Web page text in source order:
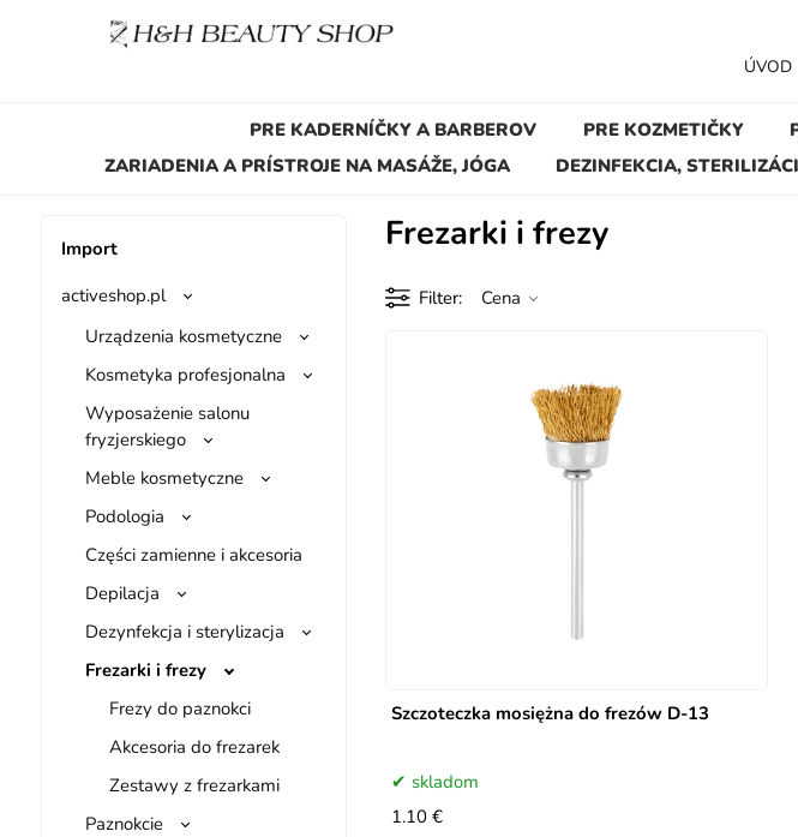
PRE KADERNÍČKY A BARBEROV PRE KOZMETIČKY
ZARIADENIA A PRÍSTROJE NA MASÁŽE, JÓGA
DEZINFEKCIA,
ÚVOD
Import
activeshop.pl
Urządzenia kosmetyczne
Kosmetyka profesjonalna
Wyposażenie salonu
fryzjerskiego
Meble kosmetyczne
Podologia
Części zamienne i akcesoria
Depilacja
Dezynfekcja i sterylizacja
Frezarki i frezy
Frezy do paznokci
Akcesoria do frezarek
Zestawy z frezarkami
Paznokcie
Frezarki i frezy
Filter Cena
Szczoteczka mosiężna do frezów D-13
skladom
1.10 €